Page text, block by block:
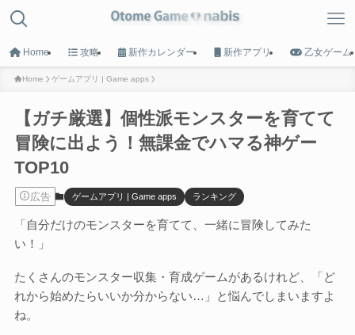
MENU
トップへ戻る
Game List
Calender
Home 攻略 新作カレンダー 新作アプリ 乙女ゲーム
Home ゲームアプリ | Game apps
【ガチ厳選】個性派モンスターを育てて
冒険に出よう！無課金でハマる神ゲー
TOP10
広告 ゲームアプリ | Game apps ランキング
「自分だけのモンスターを育てて、一緒に冒険してみた
い！」
たくさんのモンスター収集・育成ゲームがあるけれど、「ど
れから始めたらいいか分からない…」と悩んでしまいますよ
ね。